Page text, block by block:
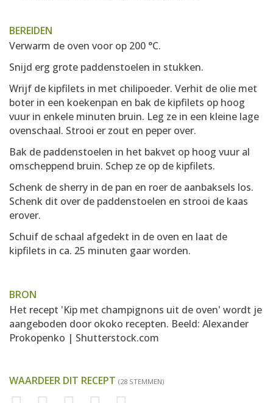
BEREIDEN
Verwarm de oven voor op 200 °C.
Snijd erg grote paddenstoelen in stukken.
Wrijf de kipfilets in met chilipoeder. Verhit de olie met
boter in een koekenpan en bak de kipfilets op hoog
vuur in enkele minuten bruin. Leg ze in een kleine lage
ovenschaal. Strooi er zout en peper over.
Bak de paddenstoelen in het bakvet op hoog vuur al
omscheppend bruin. Schep ze op de kipfilets.
Schenk de sherry in de pan en roer de aanbaksels los.
Schenk dit over de paddenstoelen en strooi de kaas
erover.
Schuif de schaal afgedekt in de oven en laat de
kipfilets in ca. 25 minuten gaar worden.
BRON
Het recept 'Kip met champignons uit de oven' wordt je
aangeboden door okoko recepten. Beeld: Alexander
Prokopenko | Shutterstock.com
WAARDEER DIT RECEPT (28 STEMMEN)